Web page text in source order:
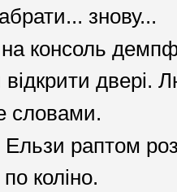
знову...
консоль
двері.
словами.
Ельзи раптом
коліно.